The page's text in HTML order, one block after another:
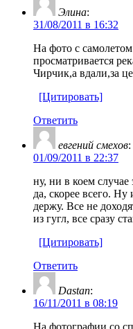
Элина:
31/08/2011 в 16:32
На фото с
просматривается
Чирчик,а вдали,за
[Цитировать]
Ответить
евгений смехов:
01/09/2011 в 22:37
ну, ни в коем
да, скорее всего.
держу. Все не
из гугл, все сразу
[Цитировать]
Ответить
Dastan:
16/11/2011 в 08:19
На фотографии со